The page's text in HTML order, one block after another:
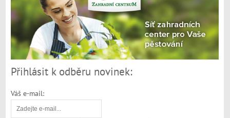
Přihlásit k odběru novinek:
Váš e-mail: